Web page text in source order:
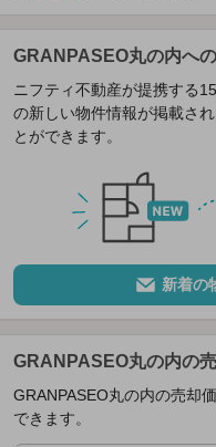
GRANPASEO丸の内へ
ニフティ不動産が提携する
の新しい物件情報が掲載さ
とができます。
新着の
GRANPASEO丸の内の
GRANPASEO丸の内の売却
できます。